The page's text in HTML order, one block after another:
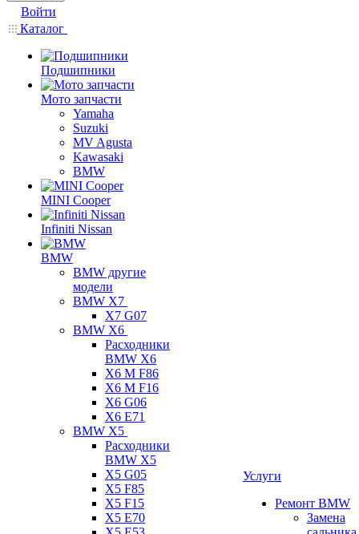
Войти
Каталог
Подшипники
Мото запчасти
Yamaha
Suzuki
MV Agusta
Kawasaki
BMW
MINI Cooper
Infiniti Nissan
BMW
BMW другие
модели
BMW X7
X7 G07
BMW X6
Расходники
BMW X6
X6 M F86
X6 M F16
X6 G06
X6 E71
BMW X5
Расходники
BMW X5
X5 G05
X5 F85
X5 F15
X5 E70
Услуги
Ремонт BMW
Замена